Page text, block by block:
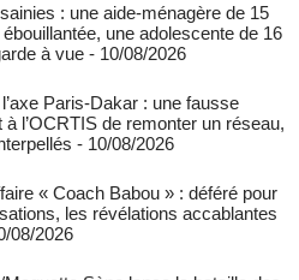
: une aide-ménagère de 15
une adolescente de 16
à vue - 10/08/2026
Paris-Dakar : une fausse
l’OCRTIS de remonter un réseau,
- 10/08/2026
« Coach Babou » : déféré pour
les révélations accablantes
08/2026